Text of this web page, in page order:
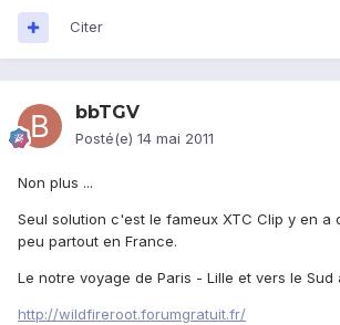
Citer
bbTGV
Posté(e) 14 mai 2011
Non plus ...
Seul solution c'est le fameux XTC Clip y en a
peu partout en France.
Le notre voyage de Paris - Lille et vers le Sud
http://wildfireroot.forumgratuit.fr/